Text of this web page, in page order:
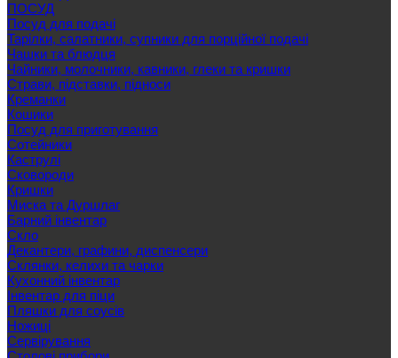
ПОСУД
Посуд для подачі
Тарілки, салатники, супники для порційної подачі
Чашки та блюдця
Чайники, молочники, кавники, глеки та кришки
Страви, підставки, підноси
Креманки
Кошики
Посуд для приготування
Сотейники
Каструлі
Сковороди
Кришки
Миска та Дуршлаг
Барний інвентар
Скло
Декантери, графини, диспенсери
Склянки, келихи та чарки
Кухонний інвентар
Інвентар для піци
Пляшки для соусів
Ножиці
Сервірування